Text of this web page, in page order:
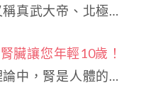
真武大帝、北極…
臟讓您年輕10歲！
中，腎是人體的…